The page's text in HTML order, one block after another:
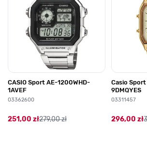
CASIO Sport AE-1200WHD-
1AVEF
03362600
251,00 zł279,00 zł
Casio
9DMQYES
03311457
296,00 zł